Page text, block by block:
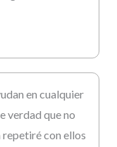
en cualquier
verdad que no
repetiré con ellos